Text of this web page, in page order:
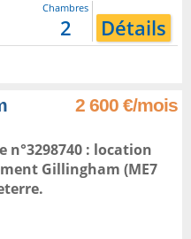
Chambres
2 Détails
2 600 €/mois
n°3298740 : location
Gillingham (ME7
.